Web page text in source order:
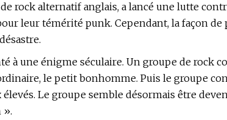
rock alternatif anglais, a lancé une lutte
leur témérité punk. Cependant, la façon
à une énigme séculaire. Un groupe de rock
le petit bonhomme. Puis le groupe
Le groupe semble désormais être
».